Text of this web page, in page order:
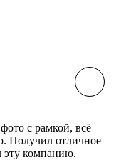
с рамкой, всё
Получил отличное
эту компанию.